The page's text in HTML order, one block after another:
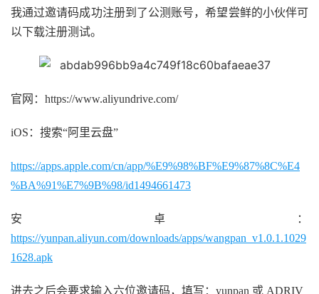
我通过邀请码成功注册到了公测账号，希望尝鲜的小伙伴可
以下载注册测试。
官网：https://www.aliyundrive.com/
iOS：搜索“阿里云盘”
https://apps.apple.com/cn/app/%E9%98%BF%E9%87%8C%E4
%BA%91%E7%9B%98/id1494661473
安卓：
https://yunpan.aliyun.com/downloads/apps/wangpan_v1.0.1.1029
1628.apk
进去之后会要求输入六位邀请码，填写：yunpan 或 ADRIV